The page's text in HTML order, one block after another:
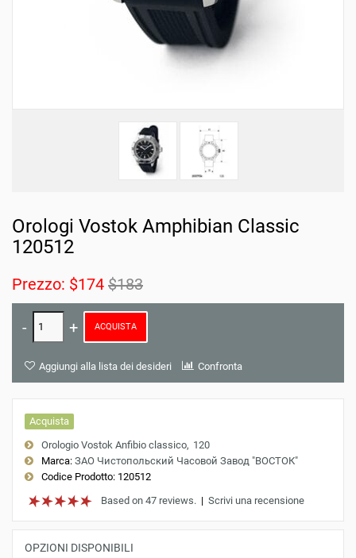
Orologi Vostok Amphibian Classic
120512
Prezzo: $174 $183
ACQUISTA
Aggiungi alla lista dei desideri Confronta
Acquista
Orologio Vostok Anfibio classico 120
Marca: ЗАО Чистопольский Часовой Завод "ВОСТОК"
Codice Prodotto: 120512
Based on 47 reviews. | Scrivi una recensione
OPZIONI DISPONIBILI